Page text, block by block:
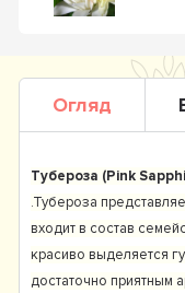
Огляд
Тубероза (Pink
.Тубероза
входит в состав
красиво выделяется
достаточно приятным